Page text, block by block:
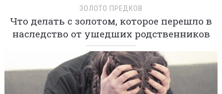
ЗОЛОТО ПРЕДКОВ
Что делать с золотом, которое перешло в
наследство от ушедших родственников